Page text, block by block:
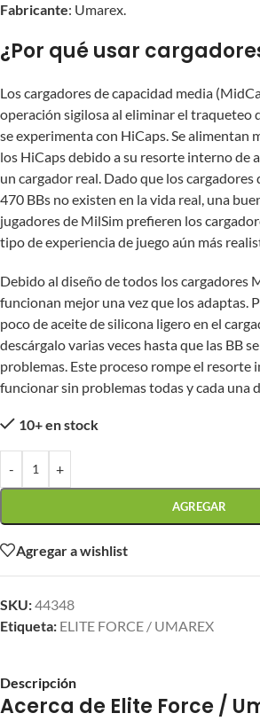
Fabricante: Umarex.
¿Por qué usar
Los cargadores de capacidad media
operación sigilosa al eliminar el traqueteo
se experimenta con HiCaps. Se alimentan
los HiCaps debido a su resorte interno de
un cargador real. Dado que los cargadores
470 BBs no existen en la vida real, una
jugadores de MilSim prefieren los
tipo de experiencia de juego aún más
Debido al diseño de todos los cargadores
funcionan mejor una vez que los adaptas.
poco de aceite de silicona ligero en el
descárgalo varias veces hasta que las BB
problemas. Este proceso rompe el
funcionar sin problemas todas y cada una
10+ en stock
- +
AGREGAR
Agregar a wishlist
SKU:44348
Etiqueta: ELITE FORCE / UMAREX
Descripción
Acerca de Elite Force /